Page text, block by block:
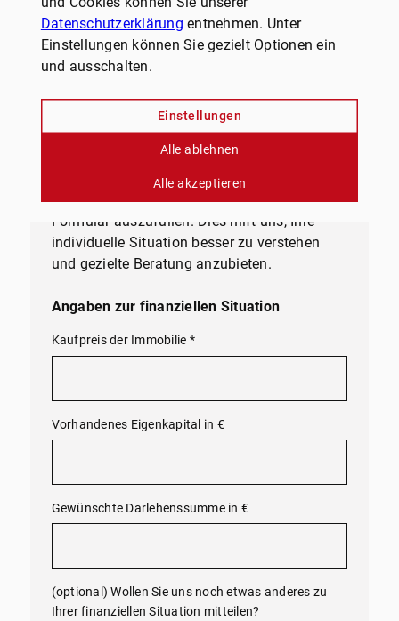
Finanzierungsoptionen:
Unsere Experten analysieren Ihre finanzielle
maßgeschneiderte Finanzierungsmodelle auf,
die zu Ihren Bedürfnissen passen.
Nehmen Sie sich einen Moment Zeit, um das
Formular auszufüllen. Dies hilft uns, Ihre
individuelle Situation besser zu verstehen
und gezielte Beratung anzubieten.
Angaben zur finanziellen Situation
Kaufpreis der Immobilie *
Vorhandenes Eigenkapital in €
Gewünschte Darlehenssumme in €
(optional) Wollen Sie uns noch etwas anderes zu
Ihrer finanziellen Situation mitteilen?
Datenschutzerklärung entnehmen. Unter
Einstellungen können Sie gezielt Optionen ein
und ausschalten.
Einstellungen
Alle ablehnen
Alle akzeptieren